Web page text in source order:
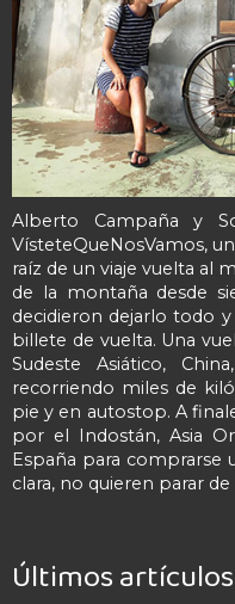
Alberto Campaña y
VísteteQueNosVamos,
raíz de un viaje vuelta al
de la montaña desde
decidieron dejarlo todo
billete de vuelta. Una
Sudeste Asiático,
recorriendo miles de
pie y en autostop. A
por el Indostán, Asia
España para comprarse
clara, no quieren parar de
Últimos artículos